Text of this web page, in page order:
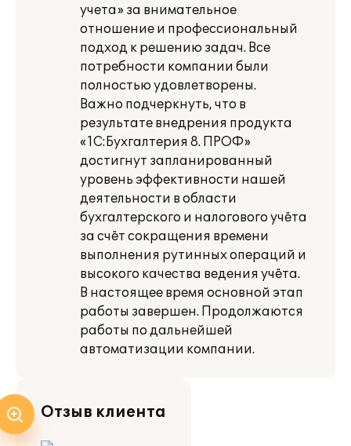
учета» за внимательное
отношение и профессиональный
подход к решению задач. Все
потребности компании были
полностью удовлетворены.
Важно подчеркнуть, что в
результате внедрения продукта
«1С:Бухгалтерия 8. ПРОФ»
достигнут запланированный
уровень эффективности нашей
деятельности в области
бухгалтерского и налогового учёта
за счёт сокращения времени
выполнения рутинных операций и
высокого качества ведения учёта.
В настоящее время основной этап
работы завершен. Продолжаются
работы по дальнейшей
автоматизации компании.
Отзыв клиента